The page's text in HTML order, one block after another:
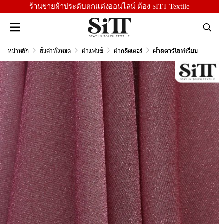
ร้านขายผ้าประดับตกแต่งออนไลน์ ต้อง SITT Textile
หน้าหลัก สินค้าทั้งหมด ผ้าแฟนซี ผ้ากลิตเตอร์ ผ้าสตาร์ไลท์เรียบ